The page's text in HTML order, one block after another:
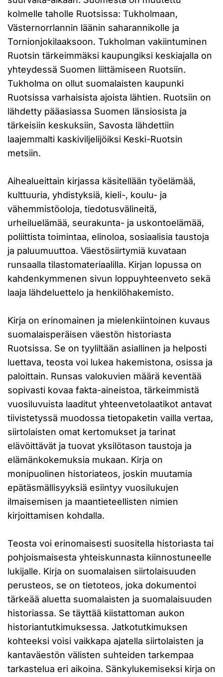
kolmelle taholle Ruotsissa: Tukholmaan,
Västernorrlannin läänin saharannikolle ja
Tornionjokilaaksoon. Tukholman vakiintuminen
Ruotsin tärkeimmäksi kaupungiksi keskiajalla on
yhteydessä Suomen liittämiseen Ruotsiin.
Tukholma on ollut suomalaisten kaupunki
Ruotsissa varhaisista ajoista lähtien. Ruotsiin on
lähdetty pääasiassa Suomen länsiosista ja
tärkeisiin keskuksiin, Savosta lähdettiin
laajemmalti kaskiviljelijöiksi Keski-Ruotsin
metsiin.
Aihealueittain kirjassa käsitellään työelämää,
kulttuuria, yhdistyksiä, kieli-, koulu- ja
vähemmistöoloja, tiedotusvälineitä,
urheiluelämää, seurakunta- ja uskontoelämää,
poliittista toimintaa, elinoloa, sosiaalisia taustoja
ja paluumuuttoa. Väestösiirtymiä kuvataan
runsaalla tilastomateriaalilla. Kirjan lopussa on
kahdenkymmenen sivun loppuyhteenveto sekä
laaja lähdeluettelo ja henkilöhakemisto.
Kirja on erinomainen ja mielenkiintoinen kuvaus
suomalaisperäisen väestön historiasta
Ruotsissa. Se on tyyliltään asiallinen ja helposti
luettava, teosta voi lukea hakemistona, osissa ja
paloittain. Runsas valokuvien määrä keventää
sopivasti kovaa fakta-aineistoa, tärkeimmistä
vuosiluvuista laaditut yhteenvetolaatikot antavat
tiivistetyssä muodossa tietopaketin vailla vertaa,
siirtolaisten omat kertomukset ja tarinat
elävöittävät ja tuovat yksilötason taustoja ja
elämänkokemuksia mukaan. Kirja on
monipuolinen historiateos, joskin muutamia
epätäsmällisyyksiä esiintyy vuosilukujen
ilmaisemisen ja maantieteellisten nimien
kirjoittamisen kohdalla.
Teosta voi erinomaisesti suositella historiasta tai
pohjoismaisesta yhteiskunnasta kiinnostuneelle
lukijalle. Kirja on suomalaisen siirtolaisuuden
perusteos, se on tietoteos, joka dokumentoi
tärkeää aluetta suomalaisten ja suomalaisuuden
historiassa. Se täyttää kiistattoman aukon
historiantutkimuksessa. Jatkotutkimuksen
kohteeksi voisi vaikkapa ajatella siirtolaisten ja
kantaväestön välisten suhteiden tarkempaa
tarkastelua eri aikoina. Sänkylukemiseksi kirja on